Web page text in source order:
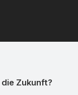
Zukunft?